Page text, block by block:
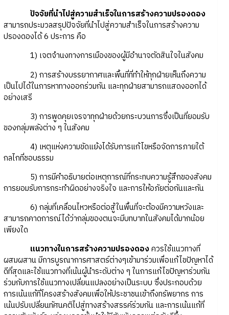
ปัจจัยที่นำไปสู่ความสำเร็จในการสร้างความปรองดอง
สามารถประมวลสรุปปัจจัยที่นำไปสู่ความสำเร็จในการสร้างความ
ปรองดองได้ 6 ประการ คือ
1) เจตจำนงทางการเมืองของผู้มีอำนาจตัดสินใจในสังคม
2) การสร้างบรรยากาศและพื้นที่ที่ทำให้ทุกฝ่ายเห็นถึงความ
เป็นไปได้ในการหาทางออกร่วมกัน และทุกฝ่ายสามารถแสดงออกได้
อย่างเสรี
3) การพูดคุยเจรจาทุกฝ่ายด้วยกระบวนการซึ่งเป็นที่ยอมรับ
ของกลุ่มพลังต่าง ๆ ในสังคม
4) เหตุแห่งความขัดแย้งได้รับการแก้ไขหรือจัดการภายใต้
กลไกที่ชอบธรรม
5) การมีคำอธิบายต่อเหตุการณ์ที่กระทบความรู้สึกของสังคม
การยอมรับการกระทำผิดอย่างจริงใจ และการให้อภัยต่อกันและกัน
6) กลุ่มที่เคลื่อนไหวหรือต่อสู้ในพื้นที่จะต้องมีความหวังและ
สามารถคาดการณ์ได้ว่ากลุ่มของตนจะมีบทบาทในสังคมได้มากน้อย
เพียงใด
แนวทางในการสร้างความปรองดองควรใช้แนวทางที่
ผสมผสาน มีการบูรณาการศาสตร์ต่างๆเข้ามาร่วมเพื่อแก้ไขปัญหาได้
ดีที่สุดและใช้แนวทางที่เน้นผู้นำระดับต่าง ๆ ในการแก้ไขปัญหาร่วมกัน
ร่วมกับการใช้แนวทางเปลี่ยนแปลงอย่างเป็นระบบ ซึ่งประกอบด้วย
การเน้นแก้ที่โครงสร้างสังคมเพื่อให้ประชาชนเข้าถึงทรัพยากร การ
เน้นปรับเปลี่ยนทัศนคติไปสู่ทางสร้างสรรค์ร่วมกัน และการเน้นแก้ที่